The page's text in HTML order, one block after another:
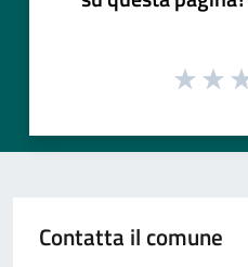
Contatta il comune